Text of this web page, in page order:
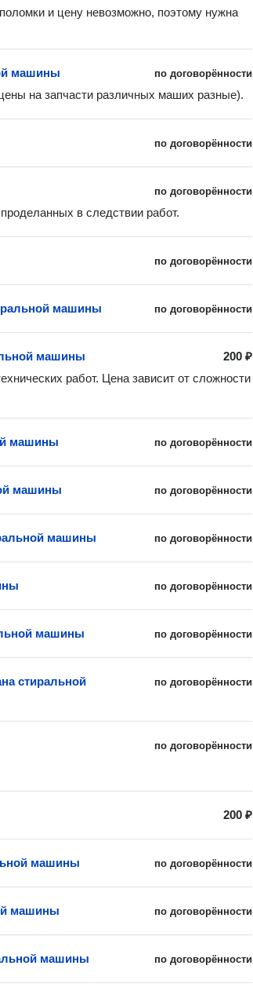
и цену невозможно, поэтому нужна
по договорённости
машины
на запчасти различных маших разные).
по договорённости
по договорённости
в следствии работ.
по договорённости
по договорённости
машины
200 ₽
машины
работ. Цена зависит от сложности
по договорённости
машины
по договорённости
машины
по договорённости
машины
по договорённости
по договорённости
машины
по договорённости
стиральной
по договорённости
200 ₽
по договорённости
машины
по договорённости
машины
по договорённости
машины